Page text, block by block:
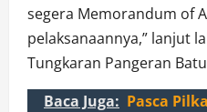
segera Memorandum of
pelaksanaannya,” lanjut
Tungkaran Pangeran
Baca Juga: Pasca